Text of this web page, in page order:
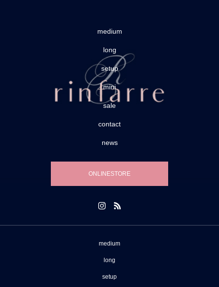
medium
long
setup
mini
sale
contact
news
ONLINESTORE
medium
long
setup